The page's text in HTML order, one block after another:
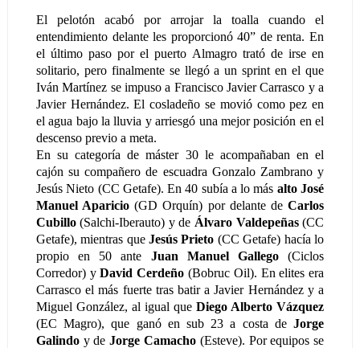
El pelotón acabó por arrojar la toalla cuando el
entendimiento delante les proporcionó 40” de renta. En
el último paso por el puerto Almagro trató de irse en
solitario, pero finalmente se llegó a un sprint en el que
Iván Martínez se impuso a Francisco Javier Carrasco y a
Javier Hernández. El cosladeño se movió como pez en
el agua bajo la lluvia y arriesgó una mejor posición en el
descenso previo a meta.
En su categoría de máster 30 le acompañaban en el
cajón su compañero de escuadra Gonzalo Zambrano y
Jesús Nieto (CC Getafe). En 40 subía a lo más alto José
Manuel Aparicio (GD Orquín) por delante deCarlos
Cubillo(Salchi-Iberauto) y de Álvaro Valdepeñas(CC
Getafe), mientras queJesús Prieto (CC Getafe) hacía lo
propio en 50 ante Juan Manuel Gallego(Ciclos
Corredor) yDavid Cerdeño (Bobruc Oil). En elites era
Carrasco el más fuerte tras batir a Javier Hernández y a
Miguel González, al igual queDiego Alberto Vázquez
(EC Magro), que ganó en sub 23 a costa deJorge
Galindoy deJorge Camacho (Esteve). Por equipos se